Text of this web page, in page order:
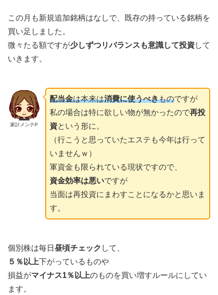
この月も新規追加銘柄はなしで、既存の持っている銘柄を
買い足しました。
微々たる額ですが少しずつリバランスも意識して投資して
いきます。
家計メンテP
配当金は本来は消費に使うべきものですが
私の場合は特に欲しい物が無かったので再投
資という形に。
（行こうと思っていたエステも今年は行って
いませんｗ）
軍資金も限られている現状ですので、
資金効率は悪いですが
当面は再投資にまわすことになるかと思いま
す。
個別株は毎日 昼頃チェック して、
５％以上下がっているものや
損益がマイナス1％以上のものを買い増すルールにしてい
ます。